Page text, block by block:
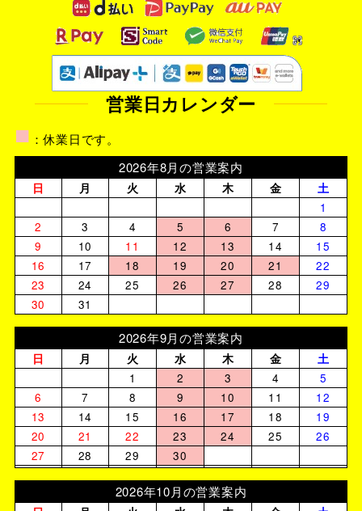
営業日カレンダー
■ ：休業日です。
2026年8月の営業案内
日 月 火 水 木 金
土
1
2
3 4 5 6 7
8
9
10 11 12 13 14
15
16
17 18 19 20 21
22
23
24 25 26 27 28
29
30
31
2026年9月の営業案内
日 月 火 水 木 金
土
1
2 3 4
5
6
7 8 9 10 11
12
13
14 15 16 17 18
19
20
21 22 23 24 25
26
27
28 29 30
2026年10月の営業案内